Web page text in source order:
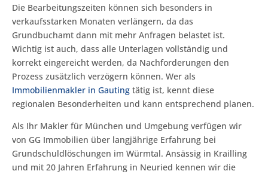
Die Bearbeitungszeiten können sich besonders in
verkaufsstarken Monaten verlängern, da das
Grundbuchamt dann mit mehr Anfragen belastet ist.
Wichtig ist auch, dass alle Unterlagen vollständig und
korrekt eingereicht werden, da Nachforderungen den
Prozess zusätzlich verzögern können. Wer als
Immobilienmakler in Gauting tätig ist, kennt diese
regionalen Besonderheiten und kann entsprechend planen.
Als Ihr Makler für München und Umgebung verfügen wir
von GG Immobilien über langjährige Erfahrung bei
Grundschuldlöschungen im Würmtal. Ansässig in Krailling
und mit 20 Jahren Erfahrung in Neuried kennen wir die